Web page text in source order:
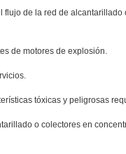
de la red de
de motores de explosión.
tóxicas y peligrosas
o colectores en